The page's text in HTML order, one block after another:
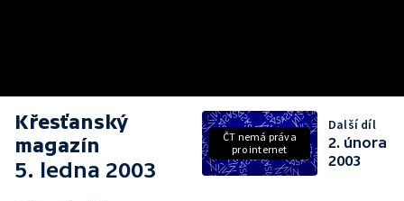
Křesťanský
magazín
5. ledna 2003
ČT nemá práva
pro internet
Další díl
2. února
2003